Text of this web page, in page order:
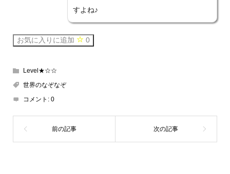
すよね♪
お気に入りに追加 0
Level★☆☆
世界のなぞなぞ
コメント: 0